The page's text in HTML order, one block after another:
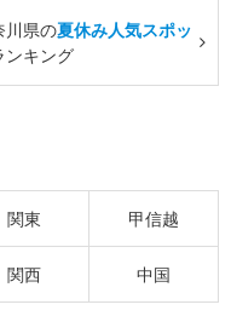
川県の夏休み人気スポッ
ンキング
関東 甲信越
関西 中国